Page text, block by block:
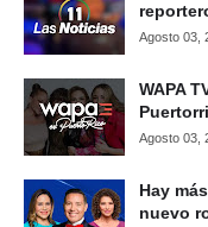
Agosto 03,
WAPA
Agosto 03,
Hay
nuevo